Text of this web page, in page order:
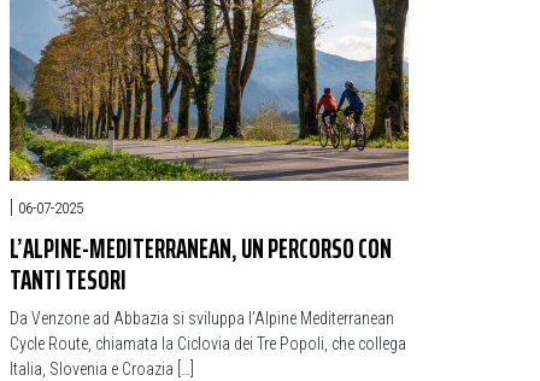
| 06-07-2025
L’ALPINE-MEDITERRANEAN, UN PERCORSO CON
TANTI TESORI
Da Venzone ad Abbazia si sviluppa l’Alpine Mediterranean
Cycle Route, chiamata la Ciclovia dei Tre Popoli, che collega
Italia, Slovenia e Croazia […]